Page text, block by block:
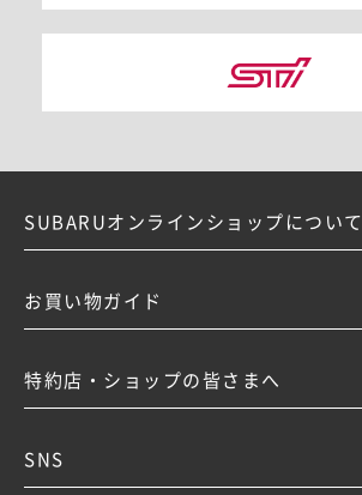
SUBARUオンラインショップについて
お買い物ガイド
特約店・ショップの皆さまへ
SNS